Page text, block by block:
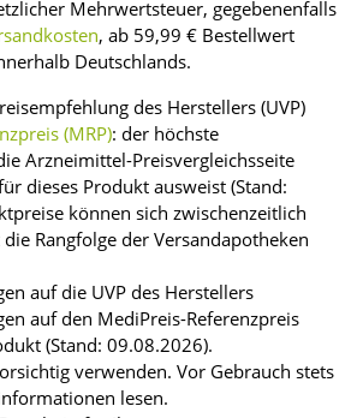
Mehrwertsteuer, gegebenenfalls
, ab 59,99 € Bestellwert
Deutschlands.
des Herstellers (UVP)
(MRP): der höchste
Arzneimittel-Preisvergleichsseite
dieses Produkt ausweist (Stand:
können sich zwischenzeitlich
Rangfolge der Versandapotheken
auf die UVP des Herstellers
auf den MediPreis-Referenzpreis
(Stand: 09.08.2026).
verwenden. Vor Gebrauch stets
lesen.